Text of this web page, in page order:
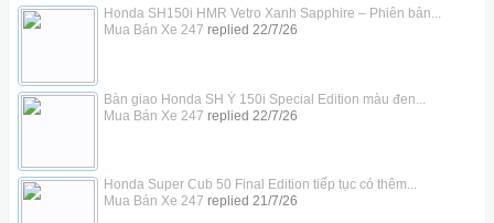
Honda SH150i HMR Vetro Xanh Sapphire – Phiên bản...
Mua Bán Xe 247 replied 22/7/26
Bàn giao Honda SH Ý 150i Special Edition màu đen...
Mua Bán Xe 247 replied 22/7/26
Honda Super Cub 50 Final Edition tiếp tục có thêm...
Mua Bán Xe 247 replied 21/7/26